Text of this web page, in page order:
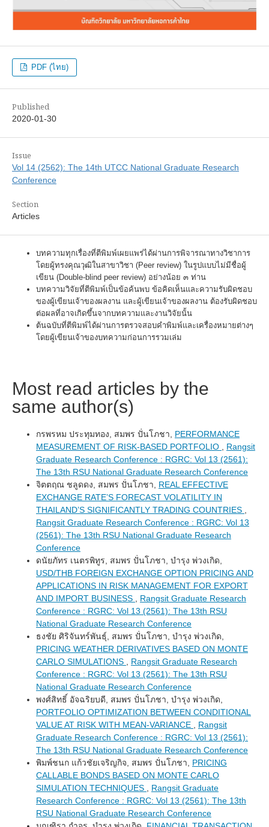
PDF (ไทย)
Published
2020-01-30
Issue
Vol 14 (2562): The 14th UTCC National Graduate Research
Conference
Section
Articles
บทความทุกเรื่องที่ตีพิมพ์เผยแพร่ได้ผ่านการพิจารณาทางวิชาการ
โดยผู้ทรงคุณวุฒิในสาขาวิชา (Peer review) ในรูปแบบไม่มีชื่อผู้
เขียน (Double-blind peer review) อย่างน้อย ๓ ท่าน
บทความวิจัยที่ตีพิมพ์เป็นข้อค้นพบ ข้อคิดเห็นและความรับผิดชอบ
ของผู้เขียนเจ้าของผลงาน และผู้เขียนเจ้าของผลงาน ต้องรับผิดชอบ
ต่อผลที่อาจเกิดขึ้นจากบทความและงานวิจัยนั้น
ต้นฉบับที่ตีพิมพ์ได้ผ่านการตรวจสอบคำพิมพ์และเครื่องหมายต่างๆ
โดยผู้เขียนเจ้าของบทความก่อนการรวมเล่ม
Most read articles by the
same author(s)
กรพรหม ประทุมทอง, สมพร ปั่นโภชา, PERFORMANCE
MEASUREMENT OF RISK-BASED PORTFOLIO , Rangsit
Graduate Research Conference : RGRC: Vol 13 (2561):
The 13th RSU National Graduate Research Conference
จิตตฤณ ชลูดดง, สมพร ปั่นโภชา, REAL EFFECTIVE
EXCHANGE RATE’S FORECAST VOLATILITY IN
THAILAND’S SIGNIFICANTLY TRADING COUNTRIES ,
Rangsit Graduate Research Conference : RGRC: Vol 13
(2561): The 13th RSU National Graduate Research
Conference
ดนัยภัทร เนตรพิทูร, สมพร ปั่นโภชา, บำรุง พ่วงเกิด,
USD/THB FOREIGN EXCHANGE OPTION PRICING AND
APPLICATIONS IN RISK MANAGEMENT FOR EXPORT
AND IMPORT BUSINESS , Rangsit Graduate Research
Conference : RGRC: Vol 13 (2561): The 13th RSU
National Graduate Research Conference
ธงชัย ศิริจันทร์พันธุ์, สมพร ปั่นโภชา, บำรุง พ่วงเกิด,
PRICING WEATHER DERIVATIVES BASED ON MONTE
CARLO SIMULATIONS , Rangsit Graduate Research
Conference : RGRC: Vol 13 (2561): The 13th RSU
National Graduate Research Conference
พงศ์สิทธิ์ อัจฉริยบดี, สมพร ปั่นโภชา, บำรุง พ่วงเกิด,
PORTFOLIO OPTIMIZATION BETWEEN CONDITIONAL
VALUE AT RISK WITH MEAN-VARIANCE , Rangsit
Graduate Research Conference : RGRC: Vol 13 (2561):
The 13th RSU National Graduate Research Conference
พิมพ์ชนก แก้วชัยเจริญกิจ, สมพร ปั่นโภชา, PRICING
CALLABLE BONDS BASED ON MONTE CARLO
SIMULATION TECHNIQUES , Rangsit Graduate
Research Conference : RGRC: Vol 13 (2561): The 13th
RSU National Graduate Research Conference